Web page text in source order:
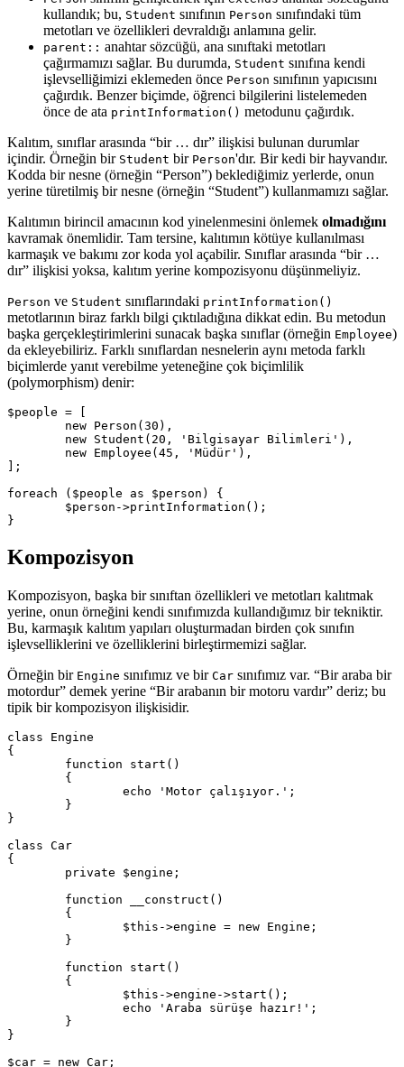
kullandık; bu, Student sınıfının Person sınıfındaki tüm
metotları ve özellikleri devraldığı anlamına gelir.
parent:: anahtar sözcüğü, ana sınıftaki metotları
çağırmamızı sağlar. Bu durumda, Student sınıfına kendi
işlevselliğimizi eklemeden önce Person sınıfının yapıcısını
çağırdık. Benzer biçimde, öğrenci bilgilerini listelemeden
önce de ata printInformation() metodunu çağırdık.
Kalıtım, sınıflar arasında “bir … dır” ilişkisi bulunan durumlar
içindir. Örneğin bir Student bir Person'dır. Bir kedi bir hayvandır.
Kodda bir nesne (örneğin “Person”) beklediğimiz yerlerde, onun
yerine türetilmiş bir nesne (örneğin “Student”) kullanmamızı sağlar.
Kalıtımın birincil amacının kod yinelenmesini önlemek olmadığını
kavramak önemlidir. Tam tersine, kalıtımın kötüye kullanılması
karmaşık ve bakımı zor koda yol açabilir. Sınıflar arasında “bir …
dır” ilişkisi yoksa, kalıtım yerine kompozisyonu düşünmeliyiz.
Person ve Student sınıflarındaki printInformation()
metotlarının biraz farklı bilgi çıktıladığına dikkat edin. Bu metodun
başka gerçekleştirimlerini sunacak başka sınıflar (örneğin Employee)
da ekleyebiliriz. Farklı sınıflardan nesnelerin aynı metoda farklı
biçimlerde yanıt verebilme yeteneğine çok biçimlilik
(polymorphism) denir:
$people = [
];
foreach ($people as $person) {
Kompozisyon
Kompozisyon, başka bir sınıftan özellikleri ve metotları kalıtmak
yerine, onun örneğini kendi sınıfımızda kullandığımız bir tekniktir.
Bu, karmaşık kalıtım yapıları oluşturmadan birden çok sınıfın
işlevselliklerini ve özelliklerini birleştirmemizi sağlar.
Örneğin bir Engine sınıfımız ve bir Car sınıfımız var. “Bir araba bir
motordur” demek yerine “Bir arabanın bir motoru vardır” deriz; bu
tipik bir kompozisyon ilişkisidir.
class Engine
{
}
class Car
{
}
$car = new Car;